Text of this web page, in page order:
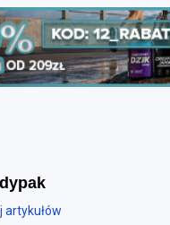
artykułów